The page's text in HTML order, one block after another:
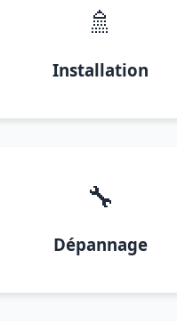
🚿
Installation
🔧
Dépannage